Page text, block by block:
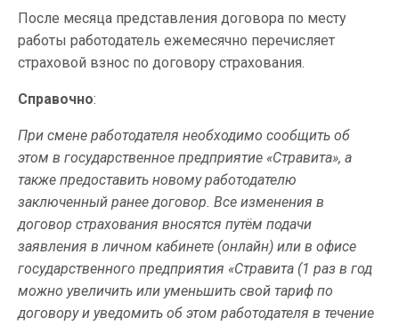
После месяца представления договора по месту
работы работодатель ежемесячно перечисляет
страховой взнос по договору страхования.
Справочно:
При смене работодателя необходимо сообщить об
этом в государственное предприятие «Стравита», а
также предоставить новому работодателю
заключенный ранее договор. Все изменения в
договор страхования вносятся путём подачи
заявления в личном кабинете (онлайн) или в офисе
государственного предприятия «Стравита (1 раз в год
можно увеличить или уменьшить свой тариф по
договору и уведомить об этом работодателя в течение